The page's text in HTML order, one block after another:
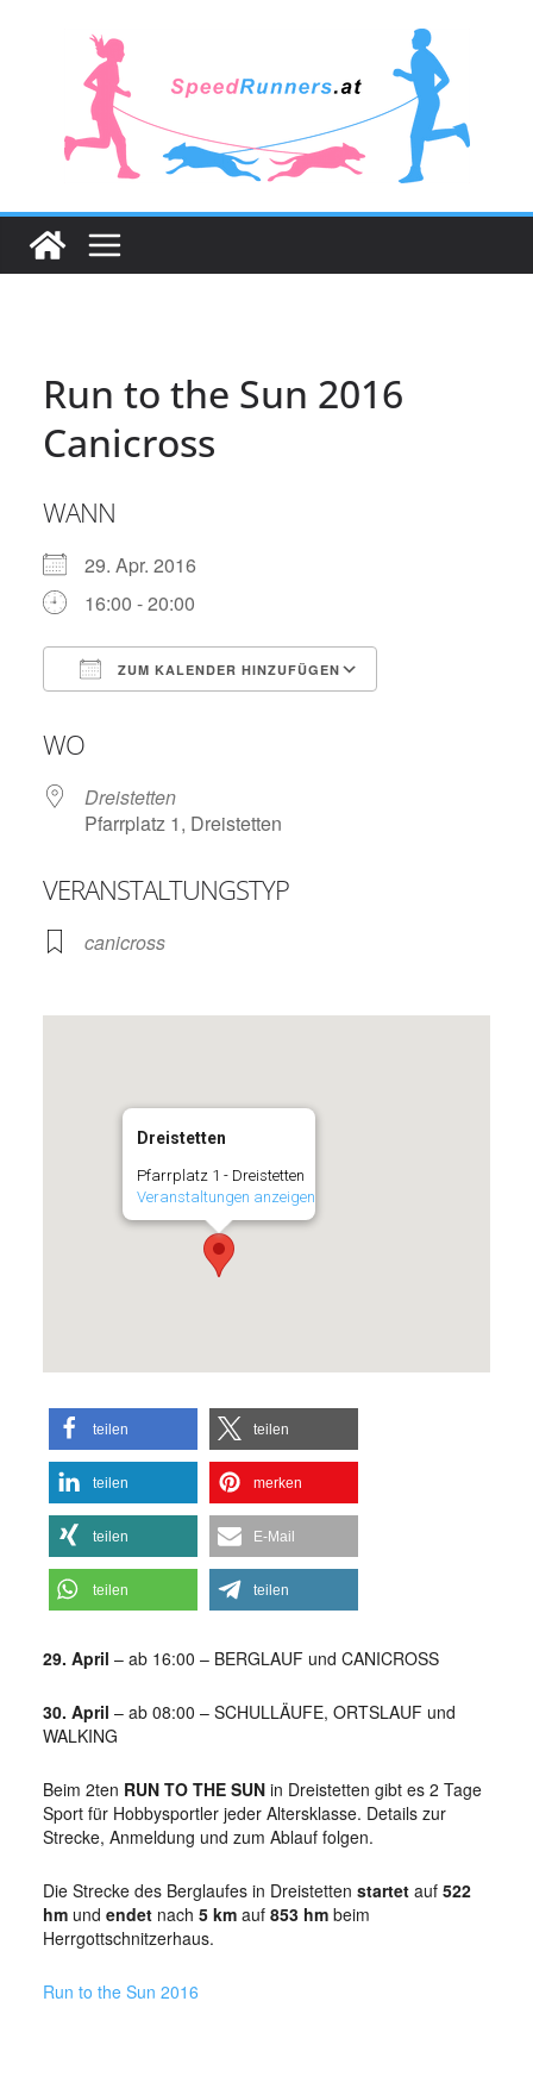
Run to the Sun 2016
Canicross
WANN
29. Apr. 2016
16:00 - 20:00
ZUM KALENDER HINZUFÜGEN
WO
Dreistetten
Pfarrplatz 1, Dreistetten
VERANSTALTUNGSTYP
canicross
Dreistetten
Pfarrplatz 1 - Dreistetten
Veranstaltungen anzeigen
teilen teilen
teilen merken
teilen E-Mail
teilen teilen
29. April – ab 16:00 – BERGLAUF und CANICROSS
30. April – ab 08:00 – SCHULLÄUFE, ORTSLAUF und
WALKING
Beim 2ten RUN TO THE SUN in Dreistetten gibt es 2 Tage
Sport für Hobbysportler jeder Altersklasse. Details zur
Strecke, Anmeldung und zum Ablauf folgen.
Die Strecke des Berglaufes in Dreistetten startet auf 522
hm und endet nach 5 km auf 853 hm beim
Herrgottschnitzerhaus.
Run to the Sun 2016